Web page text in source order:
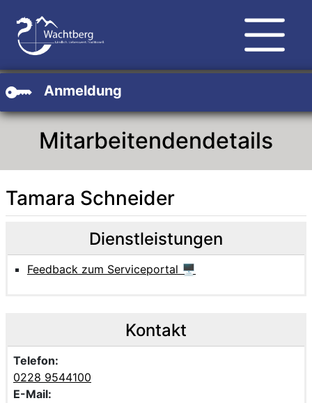
Anmeldung
Mitarbeitendendetails
Tamara Schneider
Beschreibung
Beschreibung Intern
Dienstleistungen
Feedback zum Serviceportal 🖥
Kontakt
Telefon:
0228 9544100
E-Mail: